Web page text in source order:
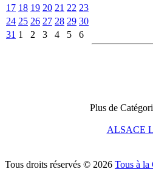
17 18 19 20 21 22 23
24 25 26 27 28 29 30
31 1 2 3 4 5 6
Plus de
ALSACE
Tous droits réservés © 2026 Tous à la